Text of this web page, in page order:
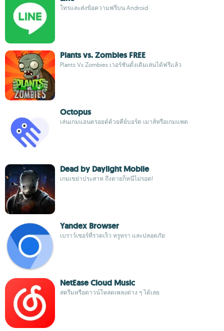
โทรและส่งข้อความฟรีบน Android
Plants vs. Zombies FREE
Plants Vs Zombies เวอร์ชันดั้งเดิมเล่นได้ฟรีแล้ว
Octopus
เล่นเกมแอนดรอยด์ด้วยคีย์บอร์ด เมาส์หรือเกมแพด
Dead by Daylight Mobile
เกมเขย่าประสาท ถึงตายก็หนีไม่รอด!
Yandex Browser
เบราว์เซอร์ที่รวดเร็ว หรูหรา และปลอดภัย
NetEase Cloud Music
สตรีมหรือดาวน์โหลดเพลงต่าง ๆ ได้เลย